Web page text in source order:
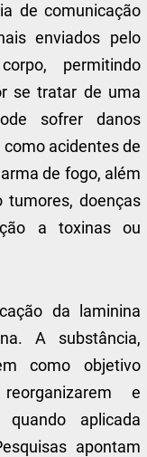
de comunicação
enviados pelo
permitindo
se tratar de uma
sofrer danos
acidentes de
de fogo, além
tumores, doenças
a toxinas ou
da laminina
A substância,
como objetivo
e
quando aplicada
apontam